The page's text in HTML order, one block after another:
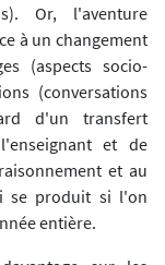
Or, l'aventure
à un changement
(aspects socio-
(conversations
d'un transfert
et de
et au
se produit si l'on
entière.